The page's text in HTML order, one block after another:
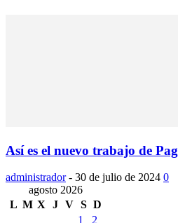
Así es el nuevo trabajo de
administrador - 30 de julio de 2024 0
agosto 2026
L M X J V S D
1
2